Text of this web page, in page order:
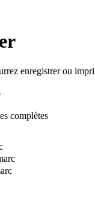
enregistrer ou
complètes